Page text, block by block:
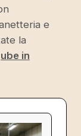
e
la
ube in